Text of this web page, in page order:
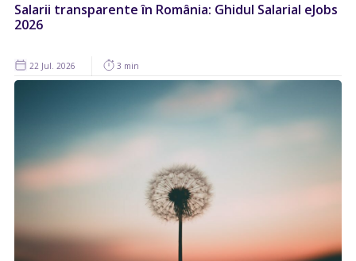
Salarii transparente în România: Ghidul Salarial eJobs
2026
22 Jul. 2026 3 min